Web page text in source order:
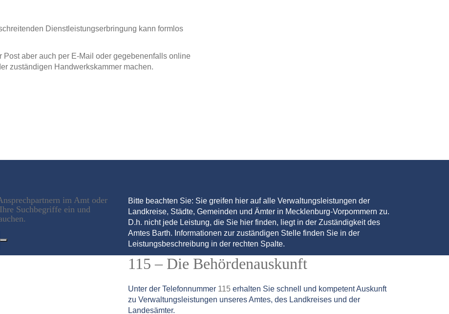
Dienstleistungserbringung kann formlos
aber auch per E-Mail oder gegebenenfalls online
zuständigen Handwerkskammer machen.
im Amt oder
Suchbegriffe ein und
Bitte beachten Sie: Sie greifen hier auf alle Verwaltungsleistungen der
Landkreise, Städte, Gemeinden und Ämter in Mecklenburg-Vorpommern zu.
D.h. nicht jede Leistung, die Sie hier finden, liegt in der Zuständigkeit des
Amtes Barth. Informationen zur zuständigen Stelle finden Sie in der
Leistungsbeschreibung in der rechten Spalte.
115 – Die Behördenauskunft
Unter der Telefonnummer 115 erhalten Sie schnell und kompetent Auskunft
zu Verwaltungsleistungen unseres Amtes, des Landkreises und der
Landesämter.